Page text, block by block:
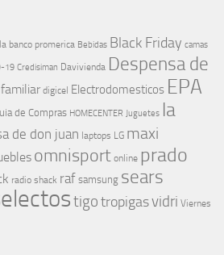
banco promerica Bebidas Black Friday camas
19 Credisiman Davivienda Despensa de
digicel Electrodomesticos EPA
de Compras HOMECENTER Juguetes la
de don juan laptops LG maxi
omnisport online prado
radio shack raf samsung sears
tigotropigasvidri Viernes